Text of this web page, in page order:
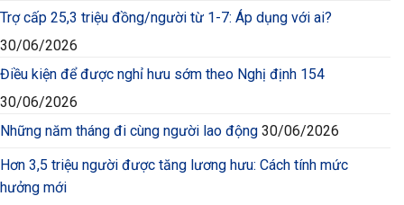
Trợ cấp 25,3 triệu đồng/người từ 1-7: Áp dụng với ai?
30/06/2026
Điều kiện để được nghỉ hưu sớm theo Nghị định 154
30/06/2026
Những năm tháng đi cùng người lao động 30/06/2026
Hơn 3,5 triệu người được tăng lương hưu: Cách tính mức
hưởng mới